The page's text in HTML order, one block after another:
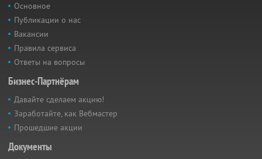
Основное
Публикации о нас
Вакансии
Правила сервиса
Ответы на вопросы
Бизнес-Партнёрам
Давайте сделаем акцию!
Заработайте, как Вебмастер
Прошедшие акции
Документы